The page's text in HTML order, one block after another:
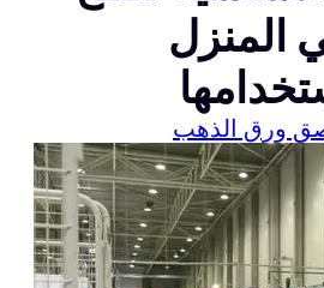
المنزل
ورق الذهب